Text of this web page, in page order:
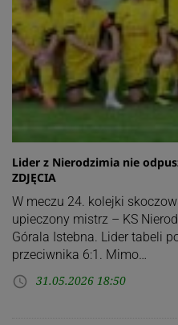
Lider z Nierodzimia nie
ZDJĘCIA
W meczu 24. kolejki
upieczony mistrz – KS
Górala Istebna. Lider tabeli
przeciwnika 6:1. Mimo…
access_time 31.05.2026 18:50